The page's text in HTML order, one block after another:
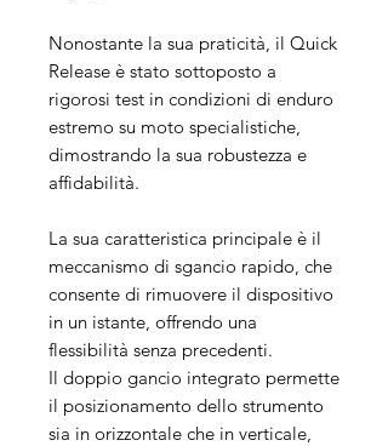
Nonostante la sua praticità, il Quick
Release è stato sottoposto a
rigorosi test in condizioni di enduro
estremo su moto specialistiche,
dimostrando la sua robustezza e
affidabilità.
La sua caratteristica principale è il
meccanismo di sgancio rapido, che
consente di rimuovere il dispositivo
in un istante, offrendo una
flessibilità senza precedenti.
Il doppio gancio integrato permette
il posizionamento dello strumento
sia in orizzontale che in verticale,